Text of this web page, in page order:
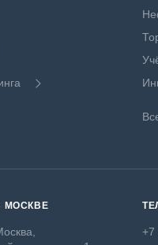
МОСКВЕ
+7